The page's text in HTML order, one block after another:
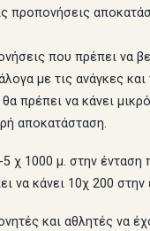
που πρέπει να
με τις ανάγκες
πρέπει να κάνει
αποκατάσταση.
5 χ 1000 μ. στην
να κάνει 10χ 200
και αθλητές να